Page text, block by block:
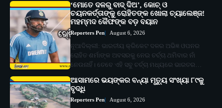
‘ମୋତେ ଦଳରୁ ବାଦ୍ ଦିଅ’, କୋଚ୍ ଓ
ଚୟନକର୍ତ୍ତାଙ୍କୁ ରୋହିତଙ୍କ ଖୋଲା ଚ୍ୟାଲେଞ୍ଜ!
ମହମ୍ମଦ କୈଫଙ୍କ ବଡ଼ ବୟାନ
Reporters Pen August 6, 2026
ନୂଆଦିଲ୍ଲୀ: ଭାରତୀୟ କ୍ରିକେଟ ଦଳର ଅଭିଜ୍ଞ ଓପନର
ରୋହିତ ଶର୍ମାଙ୍କ ଅବସରକୁ ନେଇ ଚର୍ଚ୍ଚା ଥମିବାର ନାଁ
ନେଉନାହିଁ। ତେବେ ଏହି ସବୁ ଚର୍ଚ୍ଚା ମଧ୍ୟରେ ଭାରତର…
ଆସାମରେ ଭୟଙ୍କର ବନ୍ୟା ମୃତ୍ୟୁ ସଂଖ୍ୟା ୮୯କୁ
ବୃଦ୍ଧି
Reporters Pen August 6, 2026